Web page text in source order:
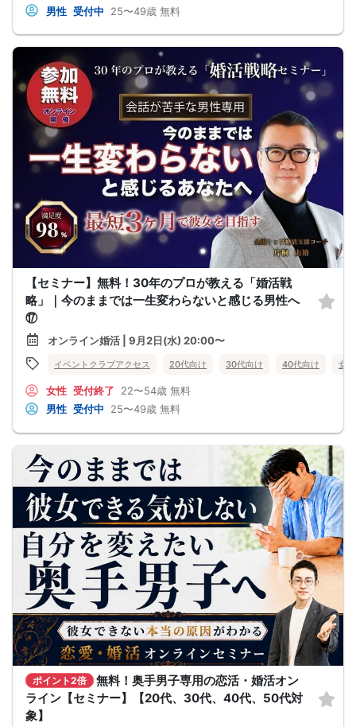
男性 受付中 25〜49歳 無料
【セミナー】無料！30年のプロが教える「婚活戦
略」｜今のままでは一生変わらないと感じる男性へ
⑰
オンライン婚活 | 9月2日(水) 20:00〜
イベントクラブアクセス 20代向け 30代向け 40代向け 女
女性 受付終了 22〜54歳 無料
男性 受付中 25〜49歳 無料
ポイント2倍
無料！奥手男子専用の恋活・婚活オン
ライン【セミナー】【20代、30代、40代、50代対
象】